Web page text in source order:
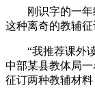
刚识字的一年级
这种离奇的教辅征
“我推荐课外读
中部某县教体局
征订两种教辅材料